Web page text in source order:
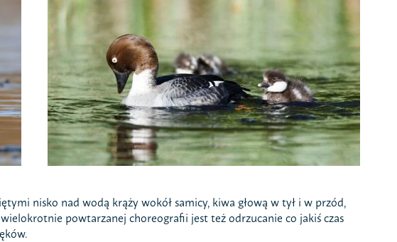
nisko nad wodą krąży wokół samicy, kiwa głową w tył i w przód,
powtarzanej choreografii jest też odrzucanie co jakiś czas